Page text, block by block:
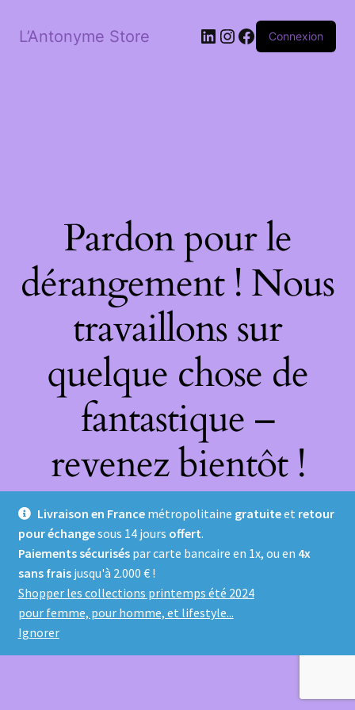
Livraison en France métropolitaine gratuiteet retour
pour échangesous 14 jours offert.
Paiements sécuriséspar carte bancaire en 1x, ou en 4x
sans fraisjusqu'à 2.000 € !
Shopper les collections printemps été 2024
pour femme, pour homme, et lifestyle...
Ignorer
L’Antonyme Store LinkedIn
Instagram
Facebook
Connexion
Pardon pour le
dérangement ! Nous
travaillons sur
quelque chose de
fantastique –
revenez bientôt !